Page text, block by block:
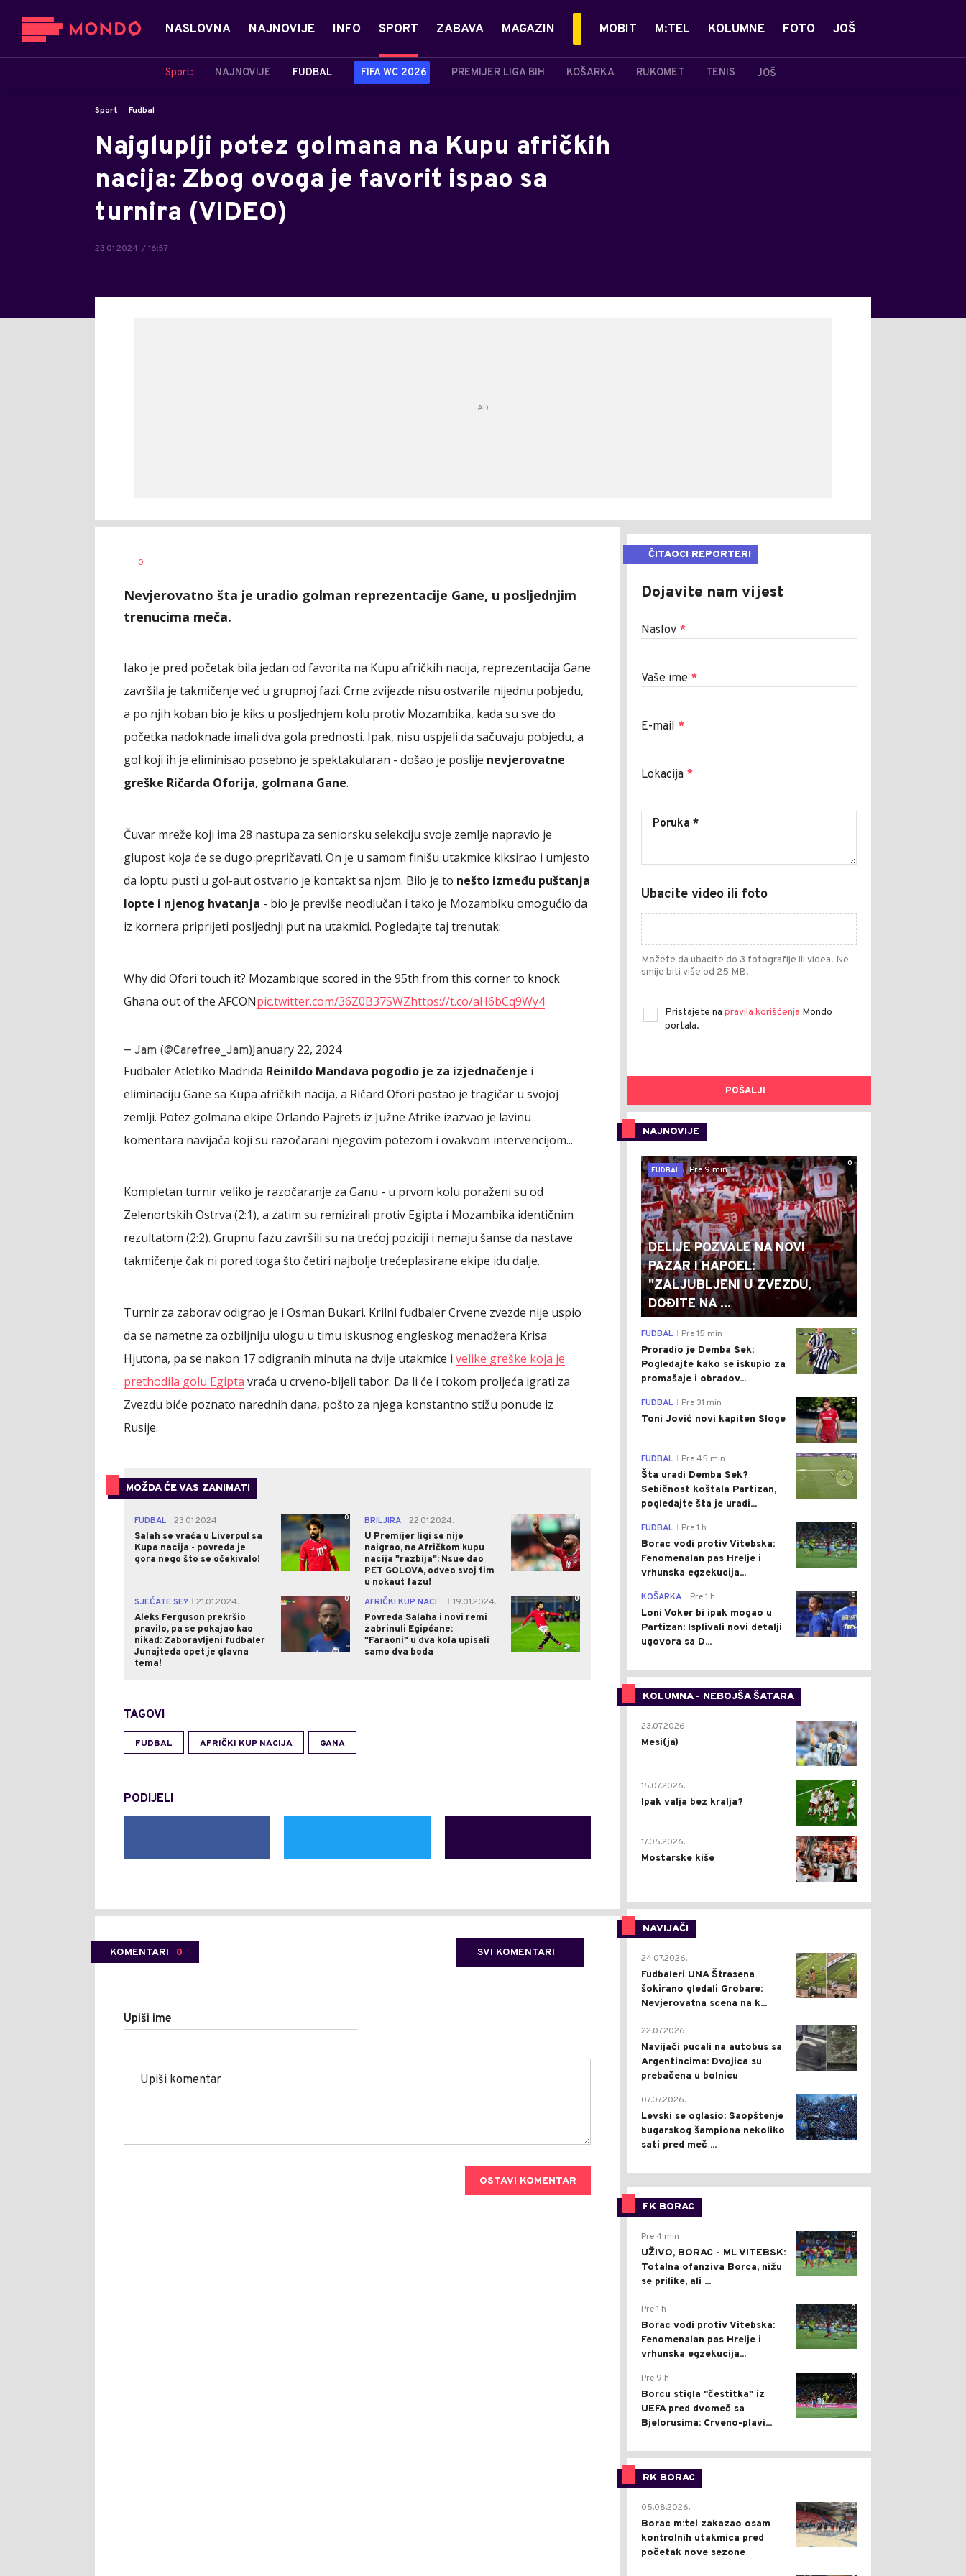
NASLOVNA NAJNOVIJE INFO SPORT
Sport: NAJNOVIJE FUDBAL FIFA WC 2026 PREMIJER LIGA BIH KOŠARKA RUKOMET TENIS JOŠ
ZABAVA MAGAZIN MOBIT M:TEL KOLUMNE FOTO JOŠ
Sport Fudbal
Najgluplji potez golmana na Kupu afričkih
nacija: Zbog ovoga je favorit ispao sa
turnira (VIDEO)
23.01.2024. / 16:57
0
Nevjerovatno šta je uradio golman reprezentacije Gane, u posljednjim
trenucima meča.
Iako je pred početak bila jedan od favorita na Kupu afričkih nacija, reprezentacija Gane
završila je takmičenje već u grupnoj fazi. Crne zvijezde nisu ostvarile nijednu pobjedu,
a po njih koban bio je kiks u posljednjem kolu protiv Mozambika, kada su sve do
početka nadoknade imali dva gola prednosti. Ipak, nisu uspjeli da sačuvaju pobjedu, a
gol koji ih je eliminisao posebno je spektakularan - došao je poslije nevjerovatne
greške Ričarda Oforija, golmana Gane.
Čuvar mreže koji ima 28 nastupa za seniorsku selekciju svoje zemlje napravio je
glupost koja će se dugo prepričavati. On je u samom finišu utakmice kiksirao i umjesto
da loptu pusti u gol-aut ostvario je kontakt sa njom. Bilo je to nešto između puštanja
lopte i njenog hvatanja - bio je previše neodlučan i tako je Mozambiku omogućio da
iz kornera priprijeti posljednji put na utakmici. Pogledajte taj trenutak:
Why did Ofori touch it? Mozambique scored in the 95th from this corner to knock
Ghana out of the AFCONpic.twitter.com/36Z0B37SWZhttps://t.co/aH6bCq9Wy4
— Jam (@Carefree_Jam)January 22, 2024
Fudbaler Atletiko Madrida Reinildo Mandava pogodio je za izjednačenje i
eliminaciju Gane sa Kupa afričkih nacija, a Ričard Ofori postao je tragičar u svojoj
zemlji. Potez golmana ekipe Orlando Pajrets iz Južne Afrike izazvao je lavinu
komentara navijača koji su razočarani njegovim potezom i ovakvom intervencijom...
Kompletan turnir veliko je razočaranje za Ganu - u prvom kolu poraženi su od
Zelenortskih Ostrva (2:1), a zatim su remizirali protiv Egipta i Mozambika identičnim
rezultatom (2:2). Grupnu fazu završili su na trećoj poziciji i nemaju šanse da nastave
takmičenje čak ni pored toga što četiri najbolje trećeplasirane ekipe idu dalje.
Turnir za zaborav odigrao je i Osman Bukari. Krilni fudbaler Crvene zvezde nije uspio
da se nametne za ozbiljniju ulogu u timu iskusnog engleskog menadžera Krisa
Hjutona, pa se nakon 17 odigranih minuta na dvije utakmice i velike greške koja je
prethodila golu Egipta vraća u crveno-bijeli tabor. Da li će i tokom proljeća igrati za
Zvezdu biće poznato narednih dana, pošto za njega konstantno stižu ponude iz
Rusije.
MOŽDA ĆE VAS ZANIMATI
FUDBAL
23.01.2024.
Salah se vraća u Liverpul sa
Kupa nacija - povreda je
gora nego što se očekivalo!
0 BRILJIRA
22.01.2024.
U Premijer ligi se nije
naigrao, na Afričkom kupu
nacija "razbija": Nsue dao
PET GOLOVA, odveo svoj tim
u nokaut fazu!
0
SJEĆATE SE?
21.01.2024.
Aleks Ferguson prekršio
pravilo, pa se pokajao kao
nikad: Zaboravljeni fudbaler
Junajteda opet je glavna
tema!
0 AFRIČKI KUP NACIJA
19.01.2024.
Povreda Salaha i novi remi
zabrinuli Egipćane:
"Faraoni" u dva kola upisali
samo dva boda
0
TAGOVI
FUDBAL AFRIČKI KUP NACIJA GANA
PODIJELI
KOMENTARI 0 SVI KOMENTARI
Upiši ime
OSTAVI KOMENTAR
ČITAOCI REPORTERI
Dojavite nam vijest
Naslov *
Vaše ime *
E-mail *
Lokacija *
Ubacite video ili foto
Možete da ubacite do 3 fotografije ili videa. Ne
smije biti više od 25 MB.
Pristajete na pravila korišćenja Mondo
portala.
POŠALJI
NAJNOVIJE
0
FUDBAL
Pre 9 min
DELIJE POZVALE NA NOVI
PAZAR I HAPOEL:
"ZALJUBLJENI U ZVEZDU,
DOĐITE NA ...
0
FUDBAL Pre 15 min
Proradio je Demba Sek:
Pogledajte kako se iskupio za
promašaje i obradov...
0
FUDBAL Pre 31 min
Toni Jović novi kapiten Sloge
0
FUDBAL Pre 45 min
Šta uradi Demba Sek?
Sebičnost koštala Partizan,
pogledajte šta je uradi...
0
FUDBAL Pre 1 h
Borac vodi protiv Vitebska:
Fenomenalan pas Hrelje i
vrhunska egzekucija...
0
KOŠARKA Pre 1 h
Loni Voker bi ipak mogao u
Partizan: Isplivali novi detalji
ugovora sa D...
KOLUMNA - NEBOJŠA ŠATARA
0
23.07.2026.
Mesi(ja)
2
15.07.2026.
Ipak valja bez kralja?
0
17.05.2026.
Mostarske kiše
NAVIJAČI
0
24.07.2026.
Fudbaleri UNA Štrasena
šokirano gledali Grobare:
Nevjerovatna scena na k...
0
22.07.2026.
Navijači pucali na autobus sa
Argentincima: Dvojica su
prebačena u bolnicu
1
07.07.2026.
Levski se oglasio: Saopštenje
bugarskog šampiona nekoliko
sati pred meč ...
FK BORAC
0
Pre 4 min
UŽIVO, BORAC - ML VITEBSK:
Totalna ofanziva Borca, nižu
se prilike, ali ...
0
Pre 1 h
Borac vodi protiv Vitebska:
Fenomenalan pas Hrelje i
vrhunska egzekucija...
0
Pre 9 h
Borcu stigla "čestitka" iz
UEFA pred dvomeč sa
Bjelorusima: Crveno-plavi...
RK BORAC
0
05.08.2026.
Borac m:tel zakazao osam
kontrolnih utakmica pred
početak nove sezone